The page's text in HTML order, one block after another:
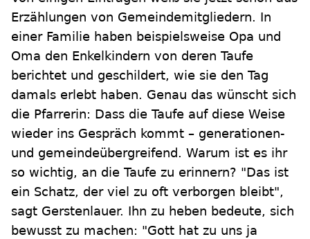
Erzählungen von Gemeindemitgliedern. In
einer Familie haben beispielsweise Opa und
Oma den Enkelkindern von deren Taufe
berichtet und geschildert, wie sie den Tag
damals erlebt haben. Genau das wünscht sich
die Pfarrerin: Dass die Taufe auf diese Weise
wieder ins Gespräch kommt – generationen-
und gemeindeübergreifend. Warum ist es ihr
so wichtig, an die Taufe zu erinnern? "Das ist
ein Schatz, der viel zu oft verborgen bleibt",
sagt Gerstenlauer. Ihn zu heben bedeute, sich
bewusst zu machen: "Gott hat zu uns ja